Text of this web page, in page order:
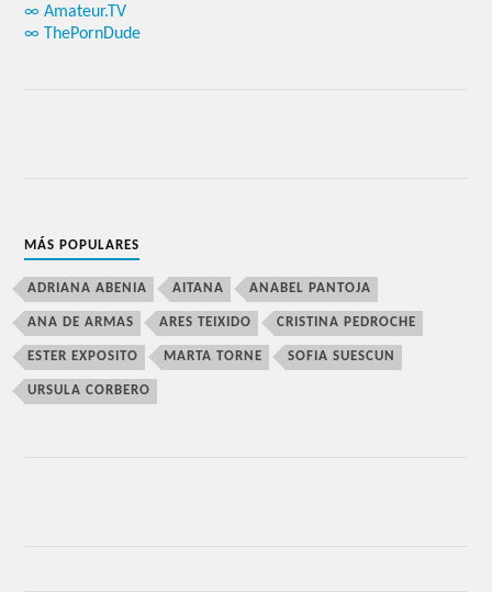
∞ Amateur.TV
∞ ThePornDude
MÁS POPULARES
ADRIANA ABENIA AITANA ANABEL PANTOJA
ANA DE ARMAS ARES TEIXIDO CRISTINA PEDROCHE
ESTER EXPOSITO MARTA TORNE SOFIA SUESCUN
URSULA CORBERO